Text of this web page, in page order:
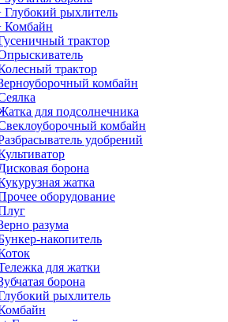
Глубокий рыхлитель
Комбайн
трактор
трактор
комбайн
для подсолнечника
комбайн
удобрений
борона
жатка
оборудование
разума
накопитель
для жатки
борона
рыхлитель